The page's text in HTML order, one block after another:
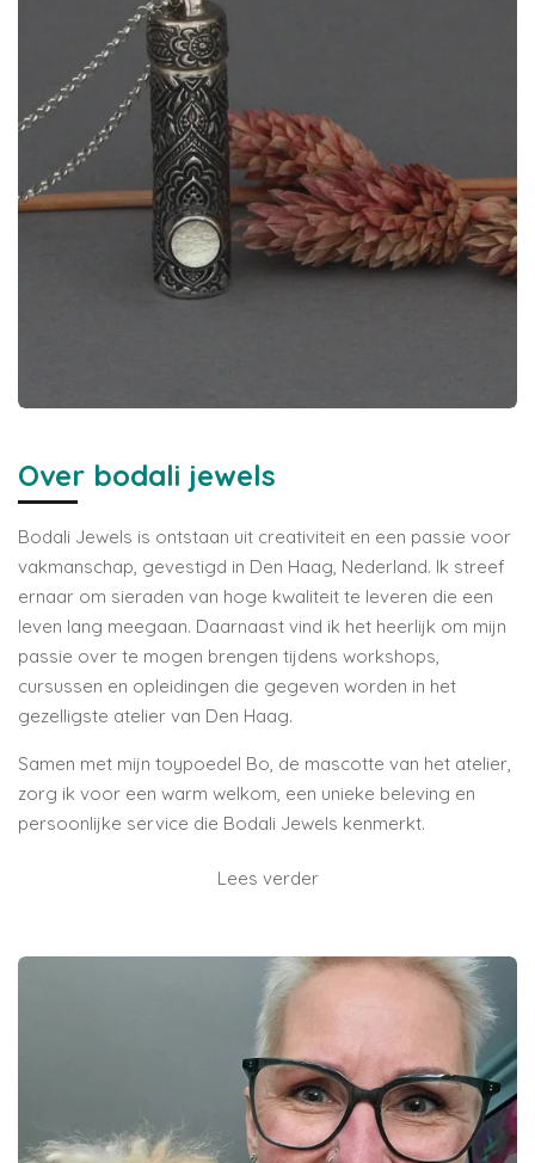
Over bodali jewels
Bodali Jewels is ontstaan uit creativiteit en een passie voor
vakmanschap, gevestigd in Den Haag, Nederland. Ik streef
ernaar om sieraden van hoge kwaliteit te leveren die een
leven lang meegaan. Daarnaast vind ik het heerlijk om mijn
passie over te mogen brengen tijdens workshops,
cursussen en opleidingen die gegeven worden in het
gezelligste atelier van Den Haag.
Samen met mijn toypoedel Bo, de mascotte van het atelier,
zorg ik voor een warm welkom, een unieke beleving en
persoonlijke service die Bodali Jewels kenmerkt.
Lees verder